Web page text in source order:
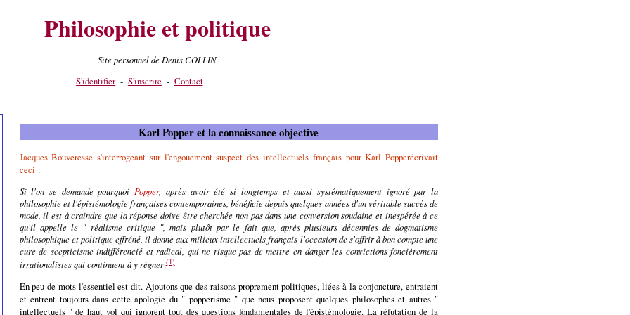
Philosophie et politique
Site personnel de Denis COLLIN
S'identifier - S'inscrire - Contact
Karl Popper et la connaissance objective
Jacques Bouveresse s'interrogeant sur l'engouement suspect des intellectuels français pour Karl Popperécrivait
ceci :
Si l'on se demande pourquoi Popper, après avoir été si longtemps et aussi systématiquement ignoré par la
philosophie et l'épistémologie françaises contemporaines, bénéficie depuis quelques années d'un véritable succès de
mode, il est à craindre que la réponse doive être cherchée non pas dans une conversion soudaine et inespérée à ce
qu'il appelle le " réalisme critique ", mais plutôt par le fait que, après plusieurs décennies de dogmatisme
philosophique et politique effréné, il donne aux milieux intellectuels français l'occasion de s'offrir à bon compte une
cure de scepticisme indifférencié et radical, qui ne risque pas de mettre en danger les convictions foncièrement
irrationalistes qui continuent à y régner.(1)
En peu de mots l'essentiel est dit. Ajoutons que des raisons proprement politiques, liées à la conjoncture, entraient
et entrent toujours dans cette apologie du " popperisme " que nous proposent quelques philosophes et autres "
intellectuels " de haut vol qui ignorent tout des questions fondamentales de l'épistémologie. La réfutation de la